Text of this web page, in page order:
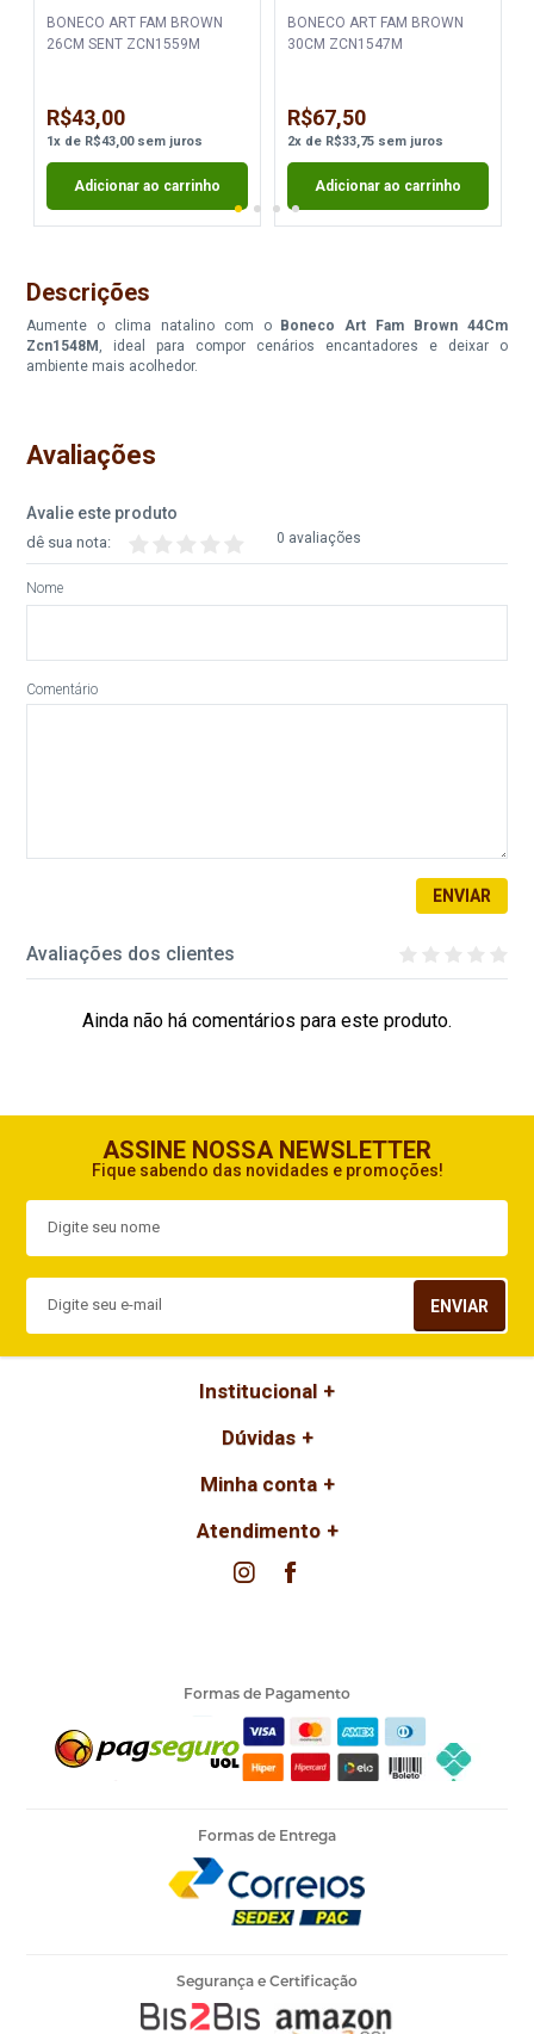
BONECO ART FAM BROWN
26CM SENT ZCN1559M
R$43,00
1xde R$43,00sem juros
Adicionar ao carrinho
BONECO ART FAM BROWN
30CM ZCN1547M
R$67,50
2xde R$33,75sem juros
Adicionar ao carrinho
Descrições
Aumente o clima natalino com o
Boneco Art Fam Brown 44Cm
Zcn1548M , ideal para compor cenários encantadores e deixar o
ambiente mais acolhedor.
Avaliações
Avalie este produto
0 avaliações
dê sua nota:
Nome
Comentário
ENVIAR
Avaliações dos clientes
Ainda não há comentários para este produto.
ASSINE NOSSA NEWSLETTER
Fique sabendo das novidades e promoções!
ENVIAR
Institucional
Dúvidas
Minha conta
Atendimento
Formas de Pagamento
Formas de Entrega
Segurança e Certificação